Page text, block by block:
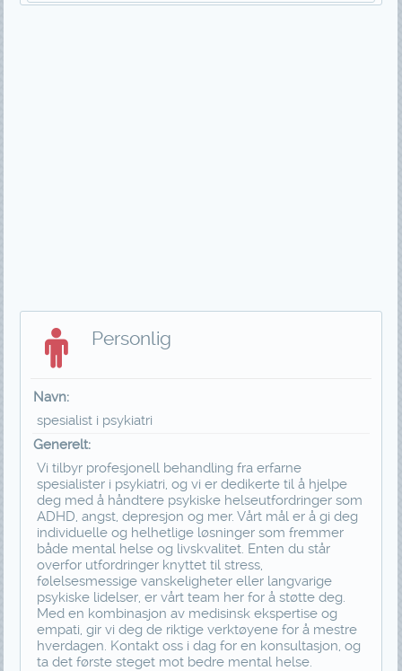
Personlig
Navn:
spesialist i psykiatri
Generelt:
Vi tilbyr profesjonell behandling fra erfarne
spesialister i psykiatri, og vi er dedikerte til å hjelpe
deg med å håndtere psykiske helseutfordringer som
ADHD, angst, depresjon og mer. Vårt mål er å gi deg
individuelle og helhetlige løsninger som fremmer
både mental helse og livskvalitet. Enten du står
overfor utfordringer knyttet til stress,
følelsesmessige vanskeligheter eller langvarige
psykiske lidelser, er vårt team her for å støtte deg.
Med en kombinasjon av medisinsk ekspertise og
empati, gir vi deg de riktige verktøyene for å mestre
hverdagen. Kontakt oss i dag for en konsultasjon, og
ta det første steget mot bedre mental helse.